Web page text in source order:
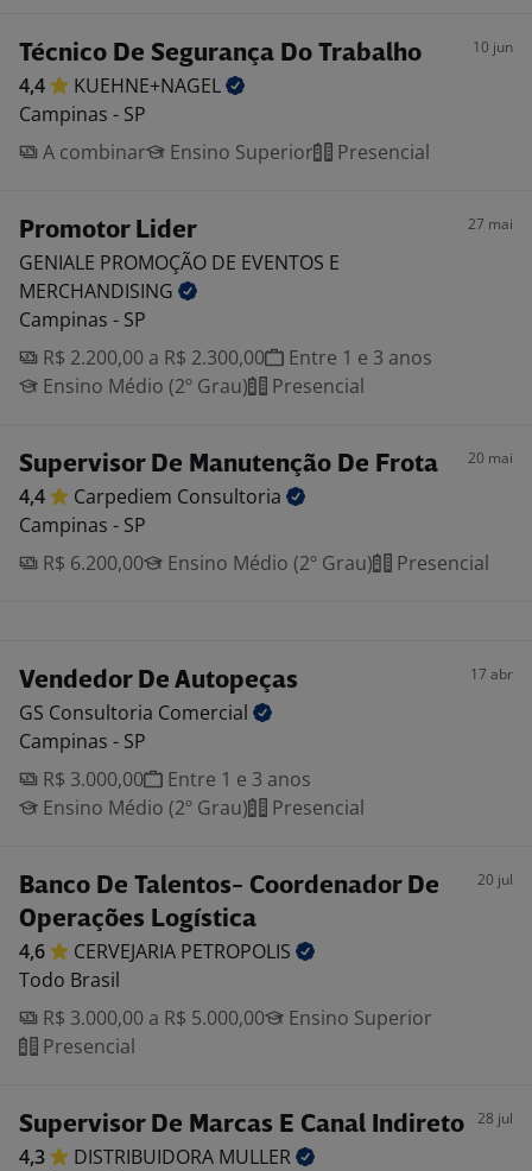
Técnico De Segurança Do Trabalho 10 jun
4,4
KUEHNE+NAGEL
Campinas - SP
A combinar
Ensino Superior Presencial
Promotor Lider 27 mai
GENIALE PROMOÇÃO DE EVENTOS E
MERCHANDISING
Campinas - SP
R$ 2.200,00 a R$ 2.300,00
Entre 1 e 3 anos
Ensino Médio (2º Grau)
Presencial
Supervisor De Manutenção De Frota 20 mai
4,4 Carpediem Consultoria
Campinas - SP
R$ 6.200,00
Ensino Médio (2º Grau) Presencial
Vendedor De Autopeças 17 abr
GS Consultoria Comercial
Campinas - SP
R$ 3.000,00
Entre 1 e 3 anos
Ensino Médio (2º Grau)
Presencial
Banco De Talentos- Coordenador De
Operações Logística
20 jul
4,6 CERVEJARIA PETROPOLIS
Todo Brasil
R$ 3.000,00 a R$ 5.000,00
Ensino Superior
Presencial
Supervisor De Marcas E Canal Indireto 28 jul
4,3 DISTRIBUIDORA MULLER